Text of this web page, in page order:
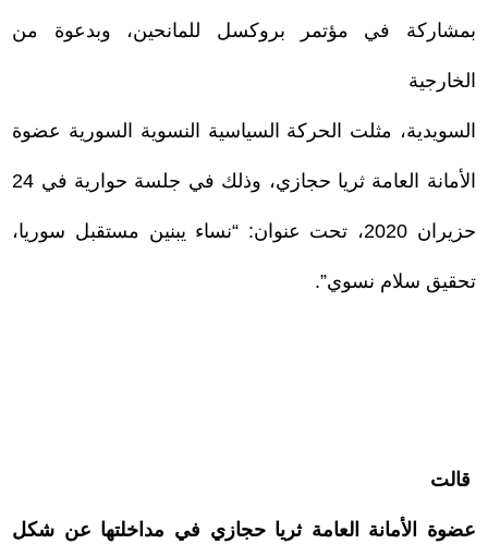
بمشاركة في مؤتمر بروكسل للمانحين، وبدعوة من
الخارجية
السويدية، مثلت الحركة السياسية النسوية السورية عضوة
الأمانة العامة ثريا حجازي، وذلك في جلسة حوارية في 24
حزيران 2020، تحت عنوان: “نساء يبنين مستقبل سوريا،
تحقيق سلام نسوي”.
قالت
عضوة الأمانة العامة ثريا حجازي في مداخلتها عن شكل